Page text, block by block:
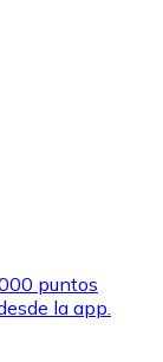
favoritas con
puntos
la app.